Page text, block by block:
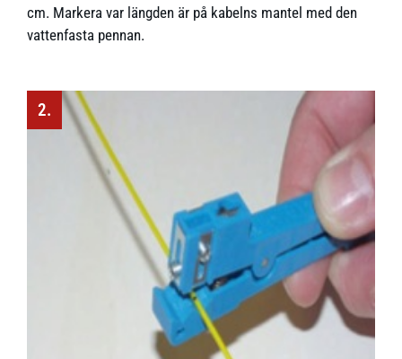
cm. Markera var längden är på kabelns mantel med den
vattenfasta pennan.
2.